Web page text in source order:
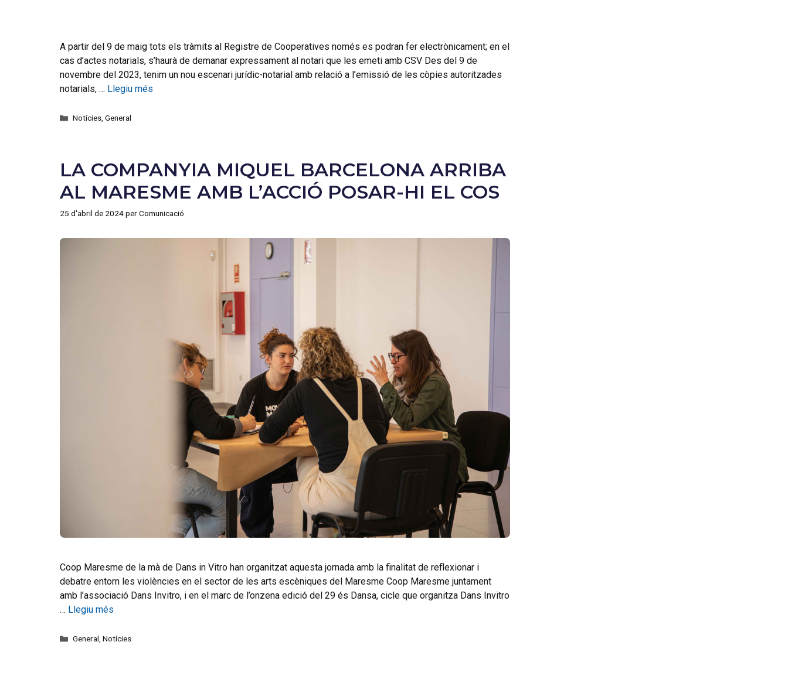
A partir del 9 de maig tots els tràmits al Registre de Cooperatives només es podran fer electrònicament; en el
cas d’actes notarials, s’haurà de demanar expressament al notari que les emeti amb CSV Des del 9 de
novembre del 2023, tenim un nou escenari jurídic-notarial amb relació a l’emissió de les còpies autoritzades
notarials, … Llegiu més
Notícies, General
LA COMPANYIA MIQUEL BARCELONA ARRIBA
AL MARESME AMB L’ACCIÓ POSAR-HI EL COS
25 d'abril de 2024perComunicació
Coop Maresme de la mà de Dans in Vitro han organitzat aquesta jornada amb la finalitat de reflexionar i
debatre entorn les violències en el sector de les arts escèniques del Maresme Coop Maresme juntament
amb l’associació Dans Invitro, i en el marc de l’onzena edició del 29 és Dansa, cicle que organitza Dans Invitro
… Llegiu més
General, Notícies